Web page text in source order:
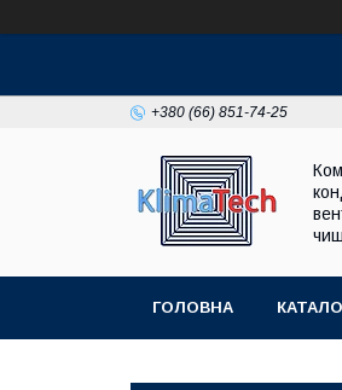
+380 (66) 851-74-25
ГОЛОВНА